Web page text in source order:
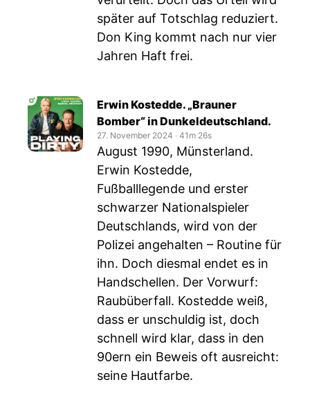
später auf Totschlag reduziert.
Don King kommt nach nur vier
Jahren Haft frei.
Erwin Kostedde. „Brauner
Bomber“ in Dunkeldeutschland.
27. November 2024 ‧ 41m 26s
August 1990, Münsterland.
Erwin Kostedde,
Fußballlegende und erster
schwarzer Nationalspieler
Deutschlands, wird von der
Polizei angehalten – Routine für
ihn. Doch diesmal endet es in
Handschellen. Der Vorwurf:
Raubüberfall. Kostedde weiß,
dass er unschuldig ist, doch
schnell wird klar, dass in den
90ern ein Beweis oft ausreicht:
seine Hautfarbe.